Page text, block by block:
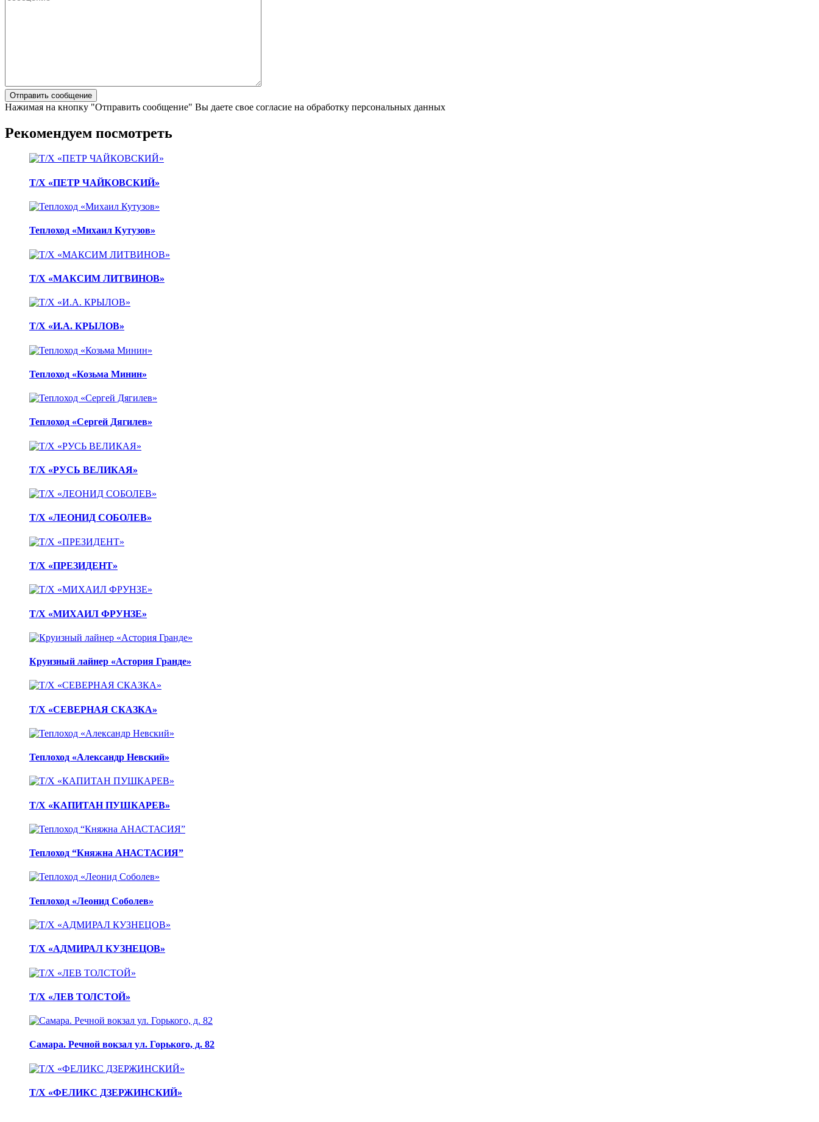
Нажимая на кнопку "Отправить сообщение" Вы даете свое согласие на обработку персональных данных
Рекомендуем посмотреть
Т/Х «ПЕТР ЧАЙКОВСКИЙ»
Теплоход «Михаил Кутузов»
Т/Х «МАКСИМ ЛИТВИНОВ»
Т/Х «И.А. КРЫЛОВ»
Теплоход «Козьма Минин»
Теплоход «Сергей Дягилев»
Т/Х «РУСЬ ВЕЛИКАЯ»
Т/Х «ЛЕОНИД СОБОЛЕВ»
Т/Х «ПРЕЗИДЕНТ»
Т/Х «МИХАИЛ ФРУНЗЕ»
Круизный лайнер «Астория Гранде»
Т/Х «СЕВЕРНАЯ СКАЗКА»
Теплоход «Александр Невский»
Т/Х «КАПИТАН ПУШКАРЕВ»
Теплоход “Княжна АНАСТАСИЯ”
Теплоход «Леонид Соболев»
Т/Х «АДМИРАЛ КУЗНЕЦОВ»
Т/Х «ЛЕВ ТОЛСТОЙ»
Самара. Речной вокзал ул. Горького, д. 82
Т/Х «ФЕЛИКС ДЗЕРЖИНСКИЙ»